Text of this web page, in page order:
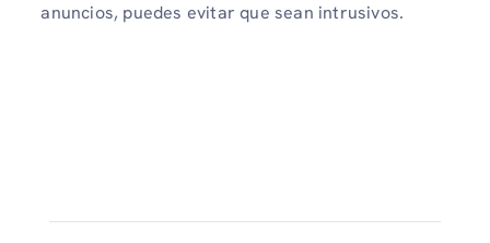
anuncios, puedes evitar que sean intrusivos.